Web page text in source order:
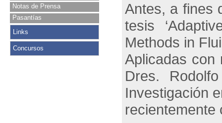
Notas de Prensa
Pasantías
Links
Concursos
Antes, a fines
tesis
Methods in
Aplicadas con
Dres.
Investigación